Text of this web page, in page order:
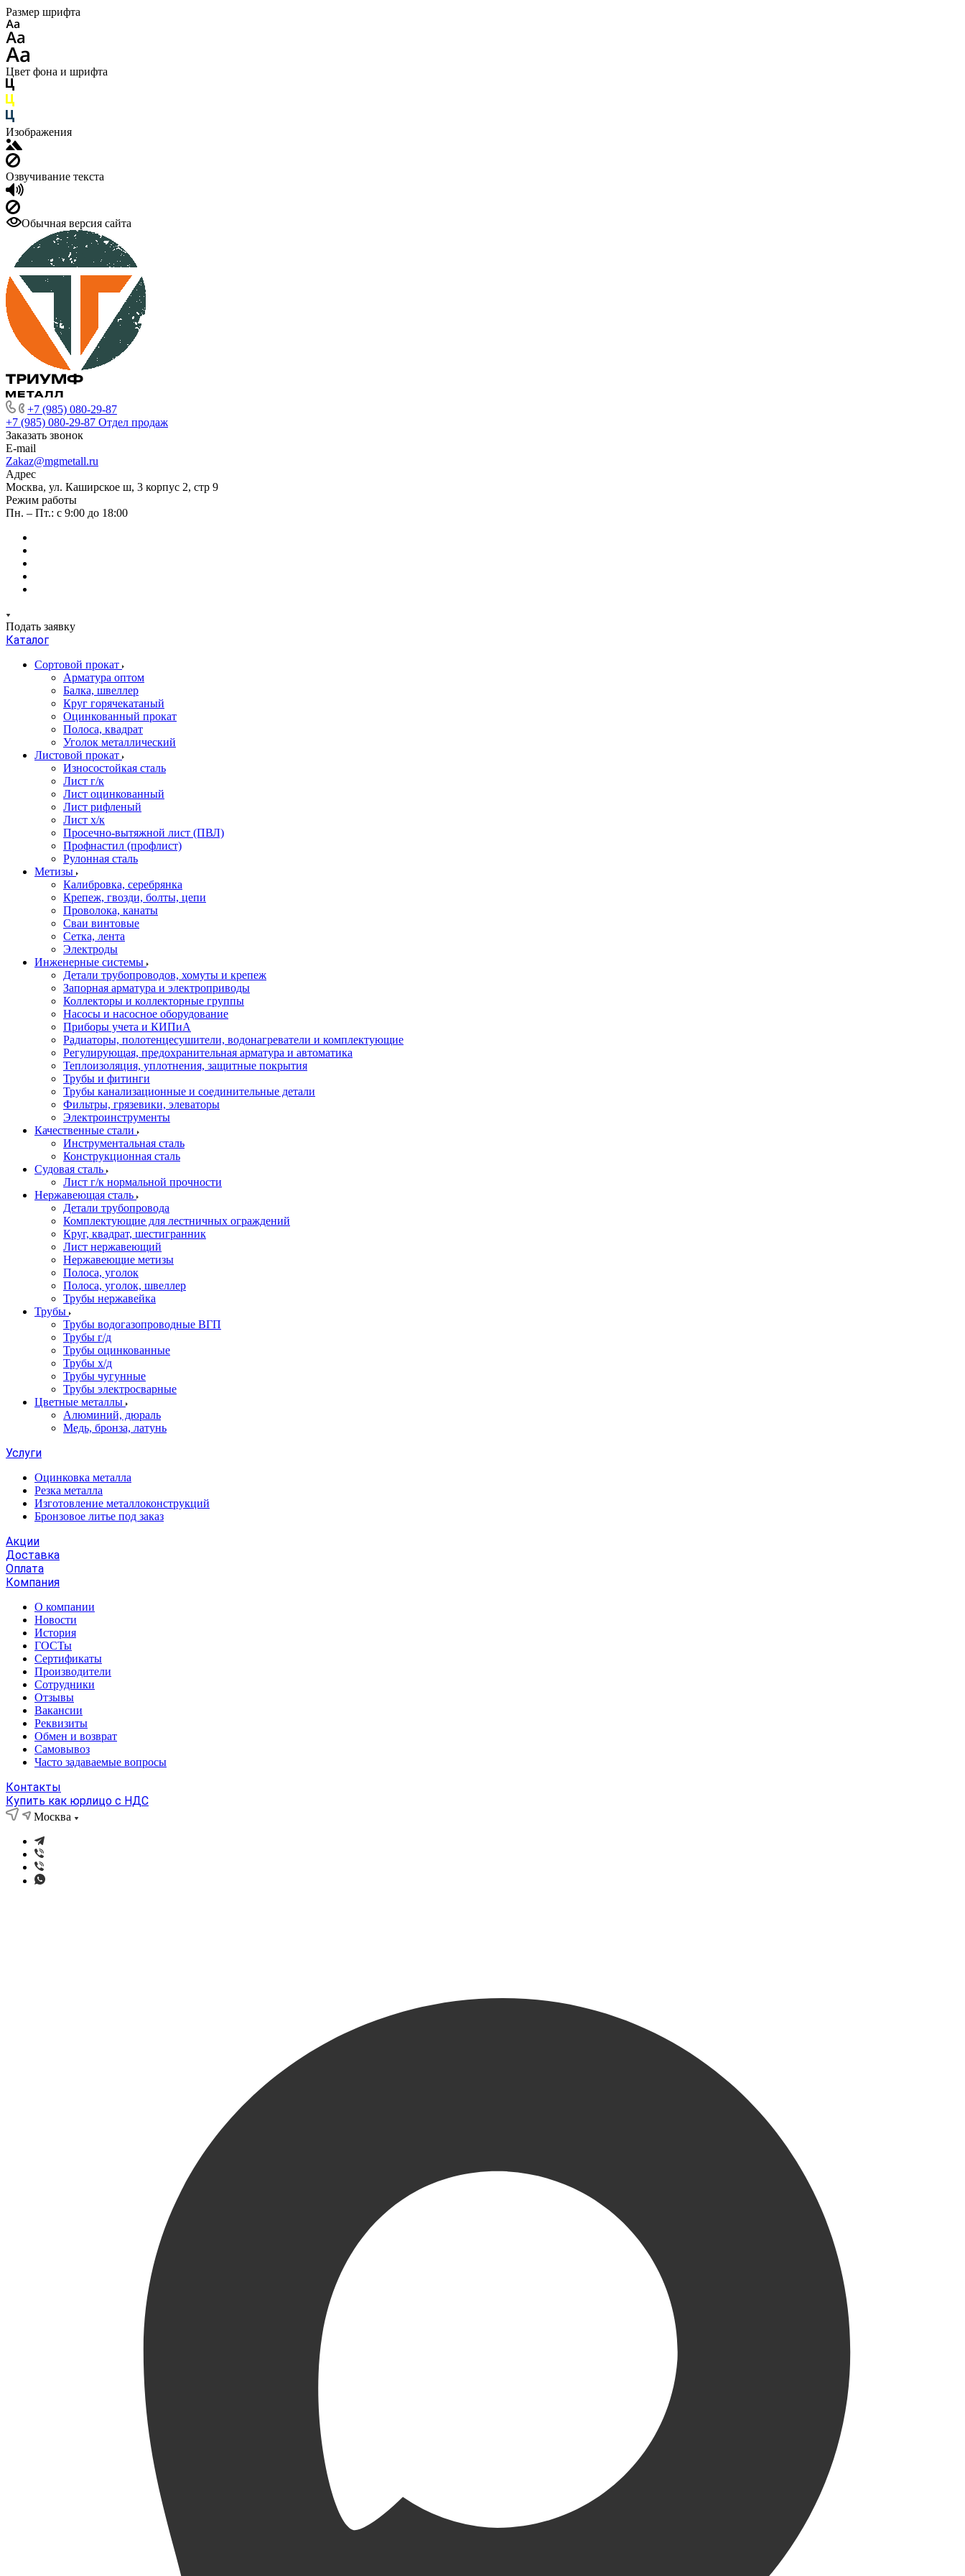
Размер шрифта
Цвет фона и шрифта
Изображения
Озвучивание текста
Обычная версия сайта
+7 (985) 080-29-87
+7 (985) 080-29-87 Отдел продаж
Заказать звонок
E-mail
Zakaz@mgmetall.ru
Адрес
Москва, ул. Каширское ш, 3 корпус 2, стр 9
Режим работы
Пн. – Пт.: с 9:00 до 18:00
Подать заявку
Каталог
Сортовой прокат
Арматура оптом
Балка, швеллер
Круг горячекатаный
Оцинкованный прокат
Полоса, квадрат
Уголок металлический
Листовой прокат
Износостойкая сталь
Лист г/к
Лист оцинкованный
Лист рифленый
Лист х/к
Просечно-вытяжной лист (ПВЛ)
Профнастил (профлист)
Рулонная сталь
Метизы
Калибровка, серебрянка
Крепеж, гвозди, болты, цепи
Проволока, канаты
Сваи винтовые
Сетка, лента
Электроды
Инженерные системы
Детали трубопроводов, хомуты и крепеж
Запорная арматура и электроприводы
Коллекторы и коллекторные группы
Насосы и насосное оборудование
Приборы учета и КИПиА
Радиаторы, полотенцесушители, водонагреватели и комплектующие
Регулирующая, предохранительная арматура и автоматика
Теплоизоляция, уплотнения, защитные покрытия
Трубы и фитинги
Трубы канализационные и соединительные детали
Фильтры, грязевики, элеваторы
Электроинструменты
Качественные стали
Инструментальная сталь
Конструкционная сталь
Судовая сталь
Лист г/к нормальной прочности
Нержавеющая сталь
Детали трубопровода
Комплектующие для лестничных ограждений
Круг, квадрат, шестигранник
Лист нержавеющий
Нержавеющие метизы
Полоса, уголок
Полоса, уголок, швеллер
Трубы нержавейка
Трубы
Трубы водогазопроводные ВГП
Трубы г/д
Трубы оцинкованные
Трубы х/д
Трубы чугунные
Трубы электросварные
Цветные металлы
Алюминий, дюраль
Медь, бронза, латунь
Услуги
Оцинковка металла
Резка металла
Изготовление металлоконструкций
Бронзовое литье под заказ
Акции
Доставка
Оплата
Компания
О компании
Новости
История
ГОСТы
Сертификаты
Производители
Сотрудники
Отзывы
Вакансии
Реквизиты
Обмен и возврат
Самовывоз
Часто задаваемые вопросы
Контакты
Купить как юрлицо с НДС
Москва